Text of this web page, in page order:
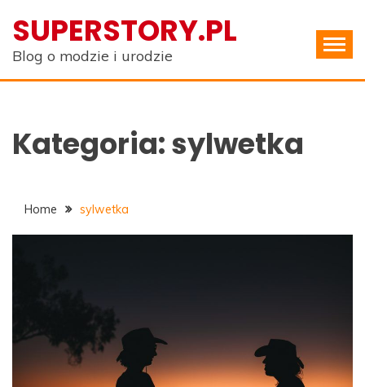
content
SUPERSTORY.PL
Blog o modzie i urodzie
Kategoria:sylwetka
Home sylwetka